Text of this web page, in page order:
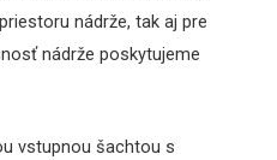
nádrže, tak aj pre
nádrže poskytujeme
vstupnou šachtou s